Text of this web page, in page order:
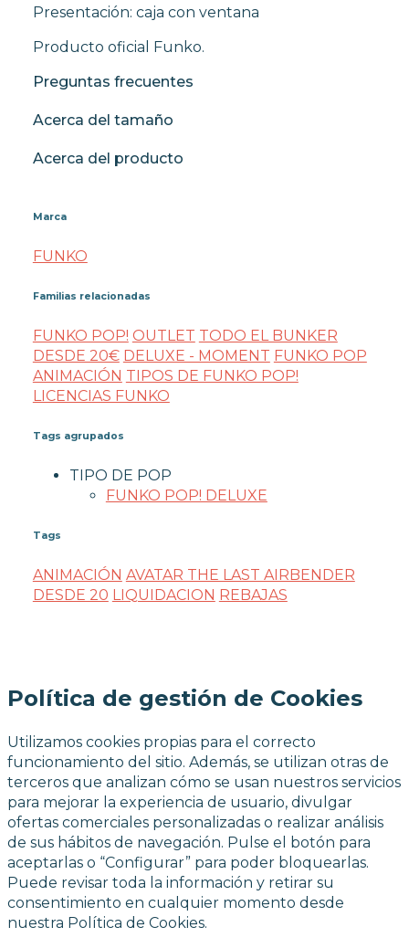
Presentación: caja con ventana
Producto oficial Funko.
Preguntas frecuentes
Acerca del tamaño
Acerca del producto
Marca
FUNKO
Familias relacionadas
FUNKO POP! OUTLET TODO EL BUNKER
DESDE 20€ DELUXE - MOMENT FUNKO POP
ANIMACIÓN TIPOS DE FUNKO POP!
LICENCIAS FUNKO
Tags agrupados
TIPO DE POP
FUNKO POP! DELUXE
Tags
ANIMACIÓN AVATAR THE LAST AIRBENDER
DESDE 20 LIQUIDACION REBAJAS
Política de gestión de Cookies
Utilizamos cookies propias para el correcto
funcionamiento del sitio. Además, se utilizan otras de
terceros que analizan cómo se usan nuestros servicios
para mejorar la experiencia de usuario, divulgar
ofertas comerciales personalizadas o realizar análisis
de sus hábitos de navegación. Pulse el botón para
aceptarlas o “Configurar” para poder bloquearlas.
Puede revisar toda la información y retirar su
consentimiento en cualquier momento desde
nuestra Política de Cookies.